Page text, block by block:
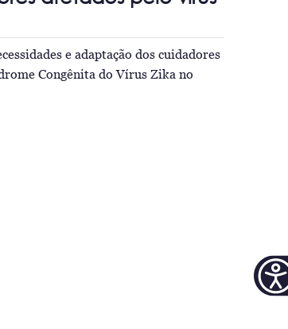
e adaptação dos cuidadores
Congênita do Vírus Zika no